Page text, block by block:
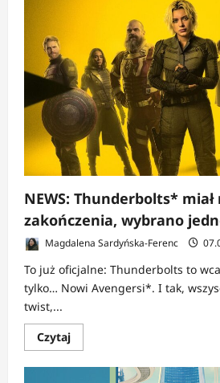
Doomsday
wyciekło
pierwsze
zdjęcie
z
planu.
Jest
Thing,
Falcon,
U.S.
Agent
i…
stopa
NEWS: Thunderbolts*
zakończenia, wybrano
Magdalena Sardyńska-Ferenc
To już oficjalne: Thunderbolts to
tylko… Nowi Avengersi*. I tak,
twist,...
CzytajDowiedz
się
o